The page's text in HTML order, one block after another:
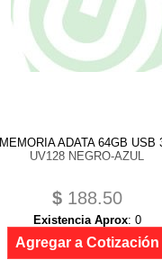
MEMORIA ADATA 64GB USB
UV128 NEGRO-AZUL
$ 188.50
Existencia Aprox: 0
Agregar a Cotización